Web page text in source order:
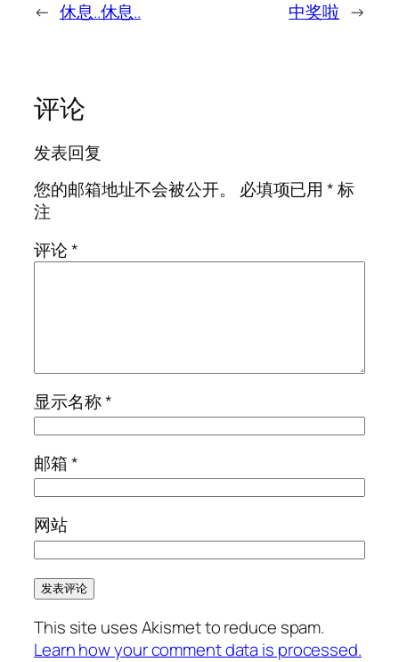
← 休息..休息.. 中奖啦 →
评论
发表回复
您的邮箱地址不会被公开。
必填项已用*标
注
评论*
显示名称*
邮箱*
网站
This site uses Akismet to reduce spam.
Learn how your comment data is processed.